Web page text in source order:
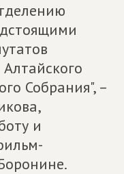
Собрания", –
и